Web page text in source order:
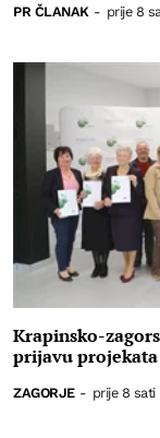
PR ČLANAK - prije 8
Krapinsko-
prijavu
ZAGORJE - prije 8 sati